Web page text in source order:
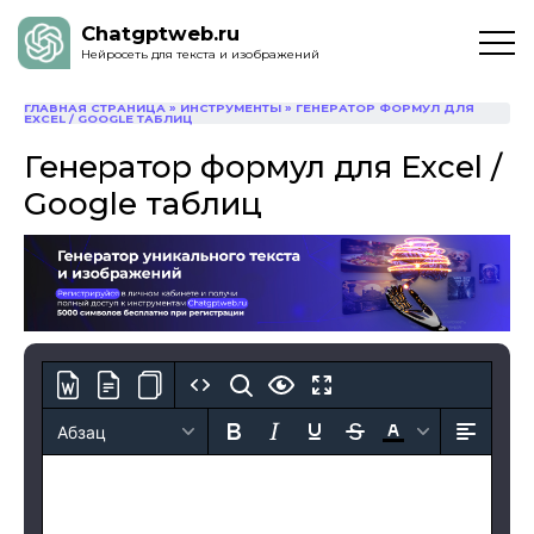
Chatgptweb.ru
Нейросеть для текста и изображений
ГЛАВНАЯ СТРАНИЦА » ИНСТРУМЕНТЫ » ГЕНЕРАТОР ФОРМУЛ ДЛЯ
EXCEL / GOOGLE ТАБЛИЦ
Генератор формул для Excel /
Google таблиц
Абзац